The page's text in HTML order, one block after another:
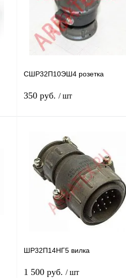
СШР32П10ЭШ4 розетка
350 руб. / шт
Купить в 1 клик Сравнение
В избранное Недоступно
ШР32П14НГ5 вилка
1 500 руб. / шт